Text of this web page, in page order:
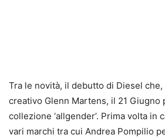
Tra le novità, il debutto di Diesel
creativo Glenn Martens, il 21 Giugno
collezione ‘allgender’. Prima volta in
vari marchi tra cui Andrea Pompilio